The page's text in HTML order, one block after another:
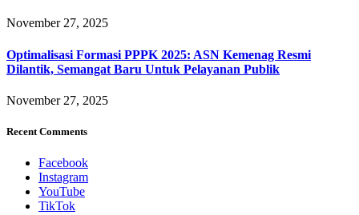
November 27, 2025
Optimalisasi Formasi PPPK 2025: ASN Kemenag Resmi
Dilantik, Semangat Baru Untuk Pelayanan Publik
November 27, 2025
Recent Comments
Facebook
Instagram
YouTube
TikTok